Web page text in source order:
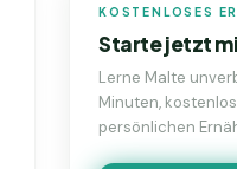
KOSTENLOSES
Starte jetzt
Lerne Malte
Minuten,
persönlichen